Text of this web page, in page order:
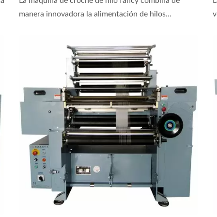
Hilo Fancy Y Hilo De Plumas
manera innovadora la alimentación de hilos...